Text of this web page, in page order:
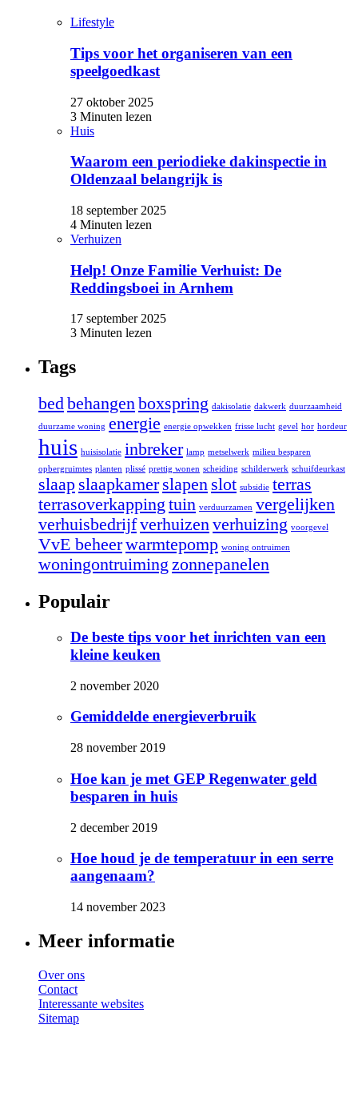
Lifestyle
Tips voor het organiseren van een
speelgoedkast
27 oktober 2025
3 Minuten lezen
Huis
Waarom een periodieke dakinspectie in
Oldenzaal belangrijk is
18 september 2025
4 Minuten lezen
Verhuizen
Help! Onze Familie Verhuist: De
Reddingsboei in Arnhem
17 september 2025
3 Minuten lezen
Tags
bedbehangenboxspring dakisolatie dakwerk duurzaamheid
duurzame woning energie energie opwekken frisse lucht gevel hor hordeur
huis huisisolatie inbreker lamp metselwerk milieu besparen
opbergruimtes planten plissé prettig wonen scheiding schilderwerk schuifdeurkast
slaap slaapkamer slapen slot subsidie terras
terrasoverkapping tuin verduurzamen vergelijken
verhuisbedrijfverhuizenverhuizing voorgevel
VvE beheerwarmtepomp woning ontruimen
woningontruiming zonnepanelen
Populair
De beste tips voor het inrichten van een
kleine keuken
2 november 2020
Gemiddelde energieverbruik
28 november 2019
Hoe kan je met GEP Regenwater geld
besparen in huis
2 december 2019
Hoe houd je de temperatuur in een serre
aangenaam?
14 november 2023
Meer informatie
Over ons
Contact
Interessante websites
Sitemap